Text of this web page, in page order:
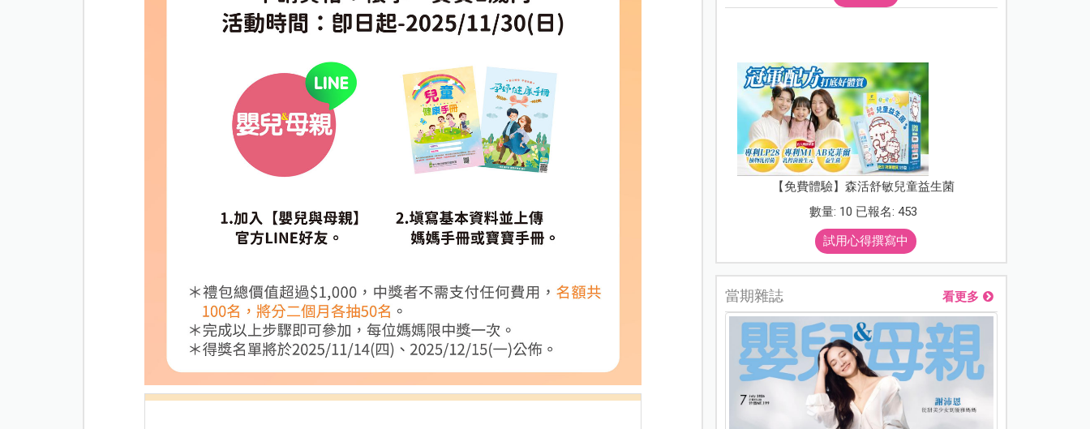
【免費體驗】森活舒敏兒童益生菌
數量: 10 已報名: 453
試用心得撰寫中
當期雜誌 看更多